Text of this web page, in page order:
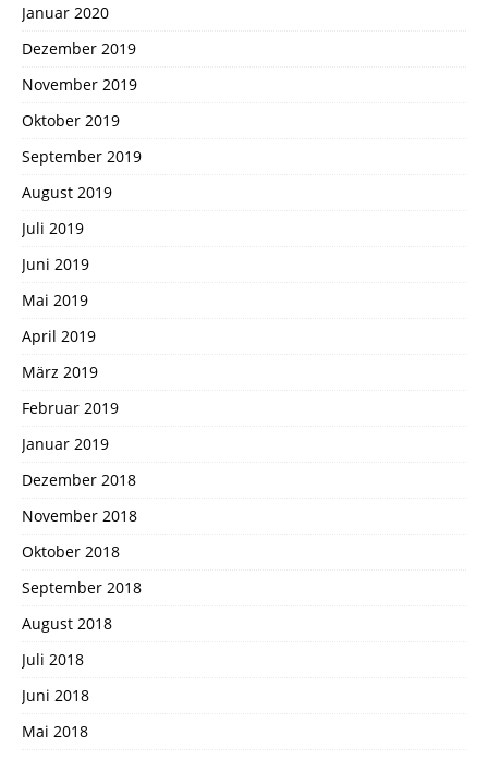
Januar 2020
Dezember 2019
November 2019
Oktober 2019
September 2019
August 2019
Juli 2019
Juni 2019
Mai 2019
April 2019
März 2019
Februar 2019
Januar 2019
Dezember 2018
November 2018
Oktober 2018
September 2018
August 2018
Juli 2018
Juni 2018
Mai 2018